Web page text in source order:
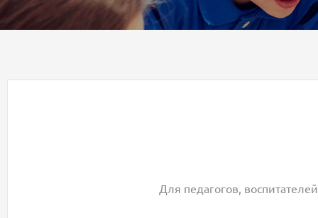
Для педагогов,